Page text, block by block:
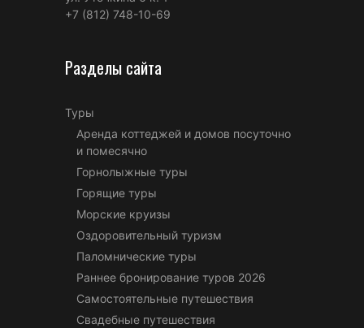
+7 (812) 748-10-69
Разделы сайта
Туры
Аренда коттеджей и домов посуточно
и помесячно
Горнолыжные туры
Горящие туры
Морские круизы
Оздоровительный туризм
Паломнические туры
Раннее бронирование туров 2026
Самостоятельные путешествия
Свадебные путешествия